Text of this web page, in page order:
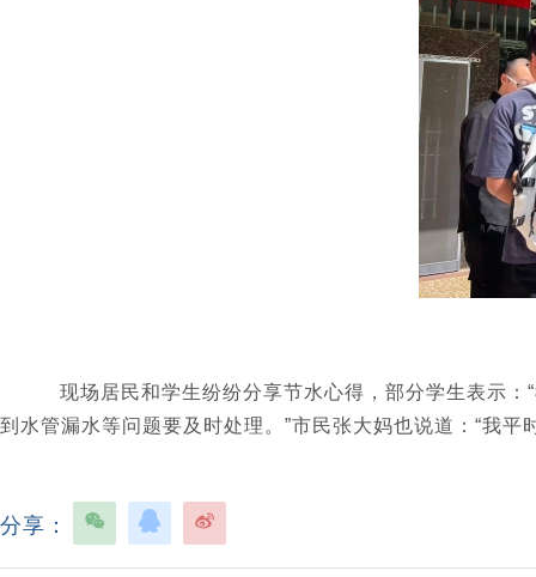
现场居民和学生纷纷分享节水心得，部分学生表示：“
到水管漏水等问题要及时处理。”市民张大妈也说道：“我
分享：